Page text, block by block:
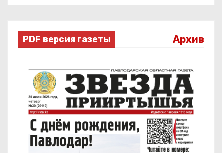
PDF версия газеты Архив